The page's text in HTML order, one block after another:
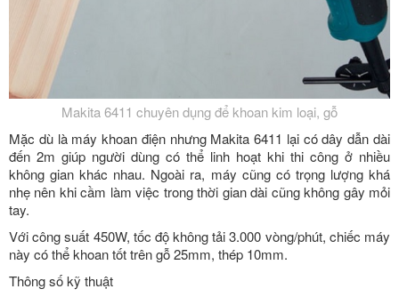
Makita 6411 chuyên dụng để khoan kim loại, gỗ
Mặc dù là máy khoan điện nhưng Makita 6411 lại có dây dẫn dài
đến 2m giúp người dùng có thể linh hoạt khi thi công ở nhiều
không gian khác nhau. Ngoài ra, máy cũng có trọng lượng khá
nhẹ nên khi cầm làm việc trong thời gian dài cũng không gây mỏi
tay.
Với công suất 450W, tốc độ không tải 3.000 vòng/phút, chiếc máy
này có thể khoan tốt trên gỗ 25mm, thép 10mm.
Thông số kỹ thuật